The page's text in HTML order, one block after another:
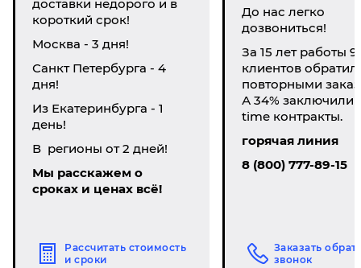
доставки недорого и в
короткий срок!
Москва - 3 дня!
Санкт Петербурга - 4
дня!
Из Екатеринбурга - 1
день!
В регионы от 2 дней!
Мы расскажем о
сроках и ценах всё!
Рассчитать стоимость
и сроки
До нас легко
дозвониться!
За 15 лет работы
клиентов
повторными
А 34% заключили
time контракты.
горячая линия
8 (800) 777-89-15
Заказать
звонок